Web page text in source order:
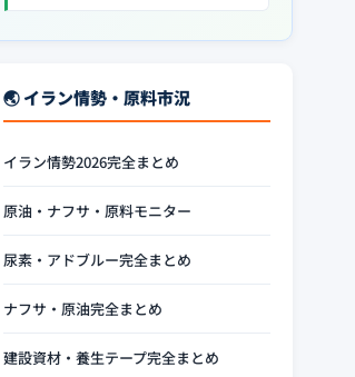
🌏 イラン情勢・原料市況
イラン情勢2026完全まとめ
原油・ナフサ・原料モニター
尿素・アドブルー完全まとめ
ナフサ・原油完全まとめ
建設資材・養生テープ完全まとめ